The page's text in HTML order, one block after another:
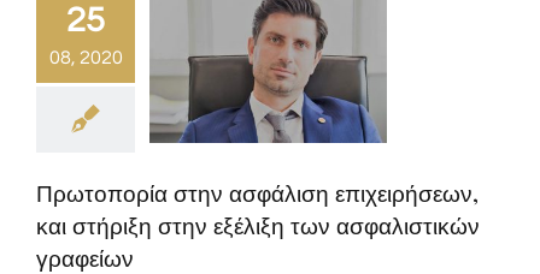
25
08, 2020
Πρωτοπορία στην ασφάλιση επιχειρήσεων,
και στήριξη στην εξέλιξη των ασφαλιστικών
γραφείων